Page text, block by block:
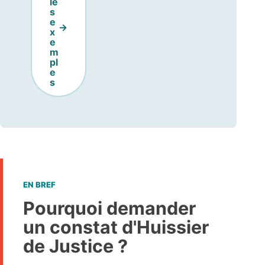
s
e
x
e
m
pl
e
s
EN BREF
Pourquoi demander
un constat d'Huissier
de Justice ?